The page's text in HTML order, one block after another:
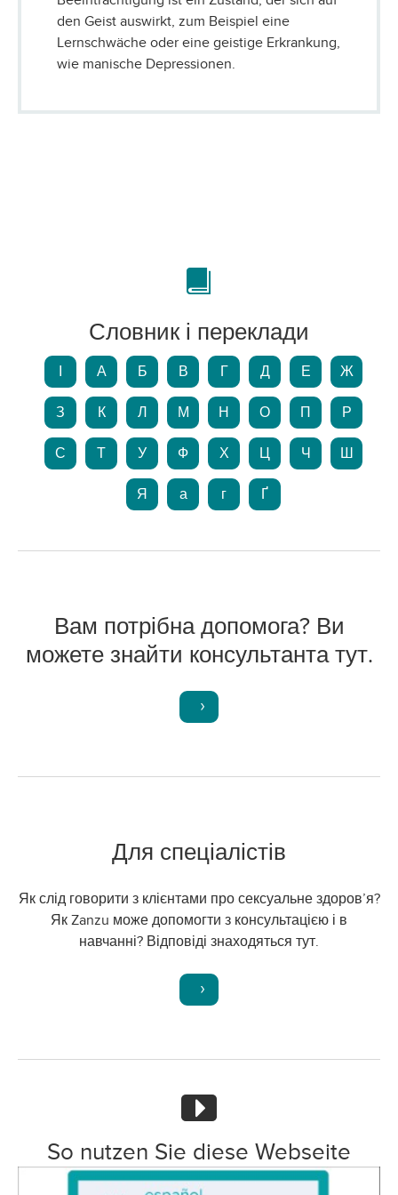
den Geist auswirkt, zum Beispiel eine
Lernschwäche oder eine geistige Erkrankung,
wie manische Depressionen.
Словник і переклади
А Б В Г Д Е Ж
З К Л М Н О П Р
С Т У Ф Х Ц Ч Ш
Я а г Ґ
Вам потрібна допомога? Ви
можете знайти консультанта тут.
Для спеціалістів
Як слід говорити з клієнтами про сексуальне здоров’я?
Як Zanzu може допомогти з консультацією і в
навчанні? Відповіді знаходяться тут.
So nutzen Sie diese Webseite